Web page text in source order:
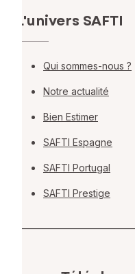
L'univers SAFTI
Qui sommes-nous ?
Notre actualité
Bien Estimer
SAFTI Espagne
SAFTI Portugal
SAFTI Prestige